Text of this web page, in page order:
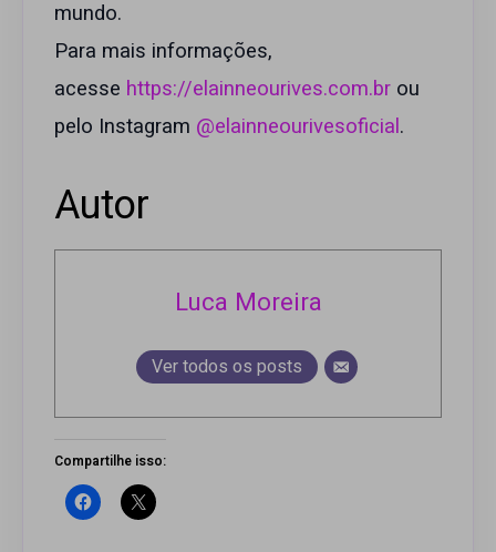
mundo.
Para mais informações,
acesse https://elainneourives.com.br ou
pelo Instagram @elainneourivesoficial.
Autor
Luca Moreira
Ver todos os posts
Compartilhe isso: